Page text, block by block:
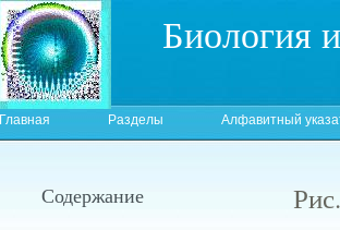
Биология
Главная Разделы Алфавитный
Содержание